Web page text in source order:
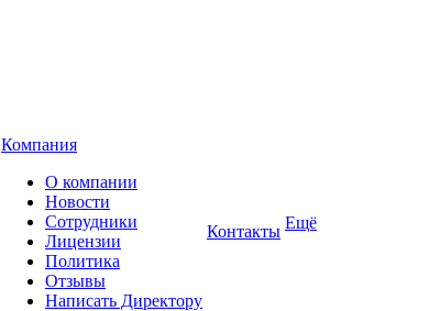
Компания
О компании
Новости
Сотрудники
Лицензии
Политика
Отзывы
Написать Директору
Контакты Ещё